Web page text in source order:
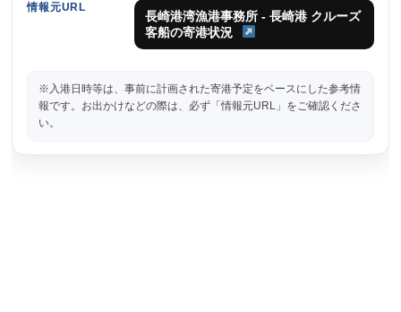
情報元URL
長崎港湾漁港事務所 - 長崎港 クルーズ
客船の寄港状況
※入港日時等は、事前に計画された寄港予定をベースにした参考情
報です。お出かけなどの際は、必ず「情報元URL」をご確認くださ
い。